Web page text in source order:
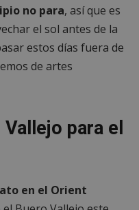
no para, así que es
el sol antes de la
estos días fuera de
de artes
para el
en el Orient